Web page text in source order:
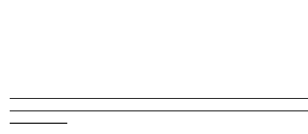
____________